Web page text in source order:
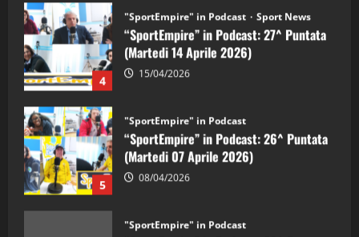
4
“SportEmpire” in Podcast: 27^ Puntata
(Martedi 14 Aprile 2026)
15/04/2026
5
“SportEmpire” in Podcast: 26^ Puntata
(Martedi 07 Aprile 2026)
08/04/2026
“SportEmpire” in Podcast: 30^ Puntata